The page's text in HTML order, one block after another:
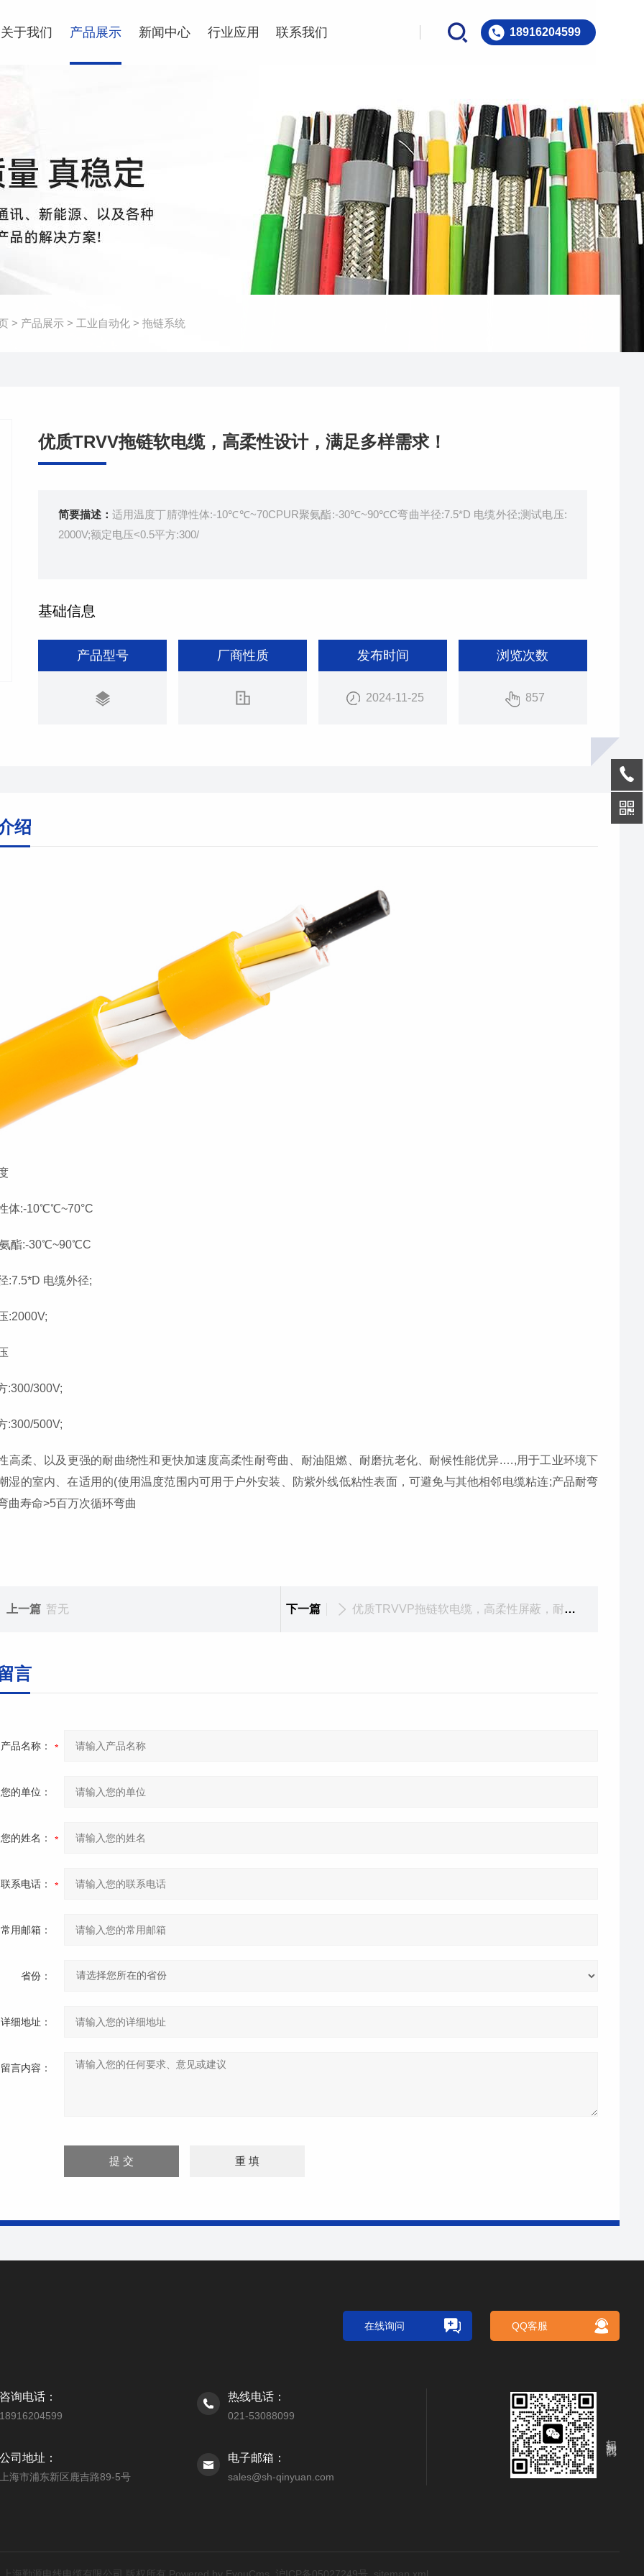
18916204599
关于我们 产品展示 新闻中心 行业应用 联系我们
> 产品展示> 工业自动化> 拖链系统
优质TRVV拖链软电缆，高柔性设计，满足多样需求！
简要描述： 适用温度丁腈弹性体:-10℃℃~70CPUR聚氨酯:-30℃~90℃C弯曲半径:7.5*D 电缆外径;测试电压:
2000V;额定电压<0.5平方:300/
基础信息
产品型号 厂商性质 发布时间
2024-11-25
浏览次数
857
绍
体:-10℃℃~70°C
酯:-30℃~90℃C
:7.5*D 电缆外径;
:2000V;
:300/300V;
:300/500V;
高柔、以及更强的耐曲绕性和更快加速度高柔性耐弯曲、耐油阻燃、耐磨抗老化、耐候性能优异.…,用于工业环境下
湿的室内、在适用的(使用温度范围内可用于户外安装、防紫外线低粘性表面，可避免与其他相邻电缆粘连;产品耐弯
曲寿命>5百万次循环弯曲
上一篇 暂无 下一篇 优质TRVVP拖链软电缆，高柔性屏蔽，耐用可靠！
言
产品名称：
您的单位：
您的姓名：
联系电话：
常用邮箱：
省份：
详细地址：
留言内容：
在线询问 QQ客服
询电话： 热线电话：
021-53088099
司地址：
海市浦东新区鹿吉路89-5号
电子邮箱：
sales@sh-qinyuan.com